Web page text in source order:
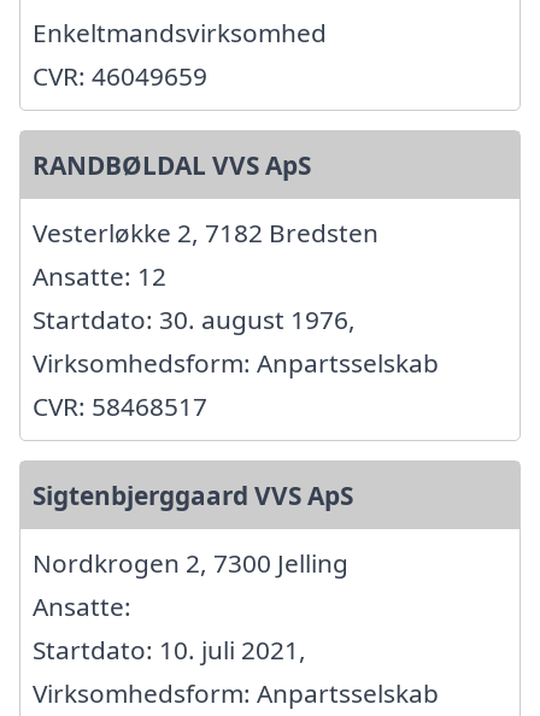
Enkeltmandsvirksomhed
CVR: 46049659
RANDBØLDAL VVS ApS
Vesterløkke 2, 7182 Bredsten
Ansatte: 12
Startdato: 30. august 1976,
Virksomhedsform: Anpartsselskab
CVR: 58468517
Sigtenbjerggaard VVS ApS
Nordkrogen 2, 7300 Jelling
Ansatte:
Startdato: 10. juli 2021,
Virksomhedsform: Anpartsselskab